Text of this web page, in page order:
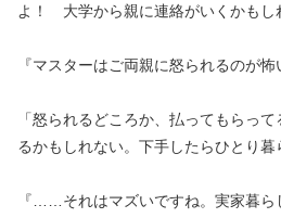
よ！ 大学から親に連絡がいくかもし
『マスターはご両親に怒られるのが怖
「怒られるどころか、払ってもらっ
るかもしれない。下手したらひとり暮
『……それはマズいですね。実家暮ら